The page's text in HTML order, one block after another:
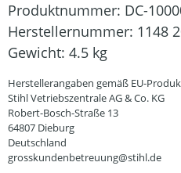
Produktnummer: DC-
Herstellernummer: 1148
Gewicht: 4.5 kg
Herstellerangaben gemäß EU-
Stihl Vetriebszentrale AG & Co. KG
Robert-Bosch-Straße 13
64807 Dieburg
Deutschland
grosskundenbetreuung@stihl.de